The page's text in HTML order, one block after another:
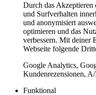
Durch das
und Surfverhalten
und anonymisiert
optimieren und das
verbessern. Mit deiner
Webseite folgende
Google Analytics,
Kundenrezensionen,
Funktional